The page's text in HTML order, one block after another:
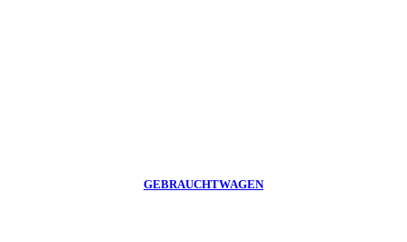
GEBRAUCHTWAGEN